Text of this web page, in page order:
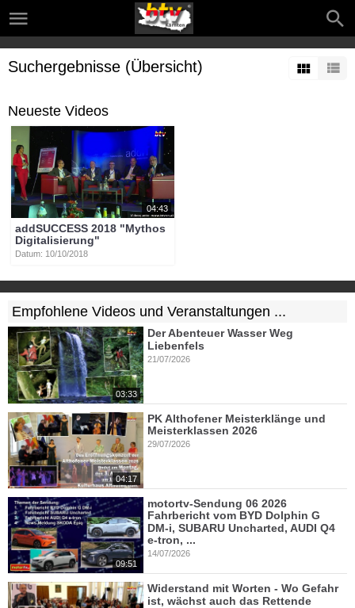
Suchergebnisse (Übersicht)
Neueste Videos
04:43
addSUCCESS 2018 "Mythos
Digitalisierung"
Datum: 10/10/2018
Empfohlene Videos und Veranstaltungen ...
03:33
Der Abenteuer Wasser Weg
Liebenfels
21/07/2026
04:17
PK Althofener Meisterklänge und
Meisterklassen 2026
29/07/2026
09:51
motortv-Sendung 06 2026
Fahrbericht vom BYD Dolphin G
DM-i, SUBARU Uncharted, AUDI Q4
e-tron, ...
14/07/2026
Widerstand mit Worten - Wo Gefahr
ist, wächst auch das Rettende